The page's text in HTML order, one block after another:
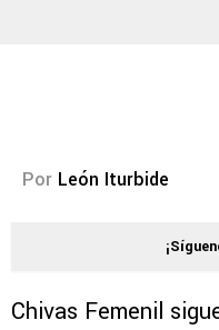
Por León Iturbide
Chivas Femenil